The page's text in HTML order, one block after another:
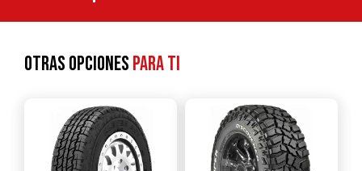
Otras opcionespara ti